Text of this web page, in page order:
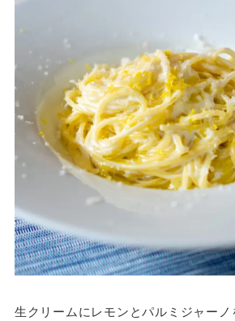
生クリームにレモンとパルミジャー